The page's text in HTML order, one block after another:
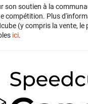
son soutien à la
compétition. Plus
(y compris la vente, le
ici.